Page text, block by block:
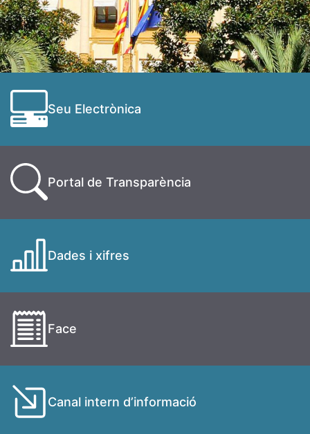
Seu Electrònica
Portal de Transparència
Dades i xifres
Face
Canal intern d’informació